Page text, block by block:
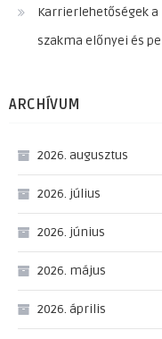
Karrierlehetőségek a
szakma előnyei és
ARCHÍVUM
2026. augusztus
2026. július
2026. június
2026. május
2026. április